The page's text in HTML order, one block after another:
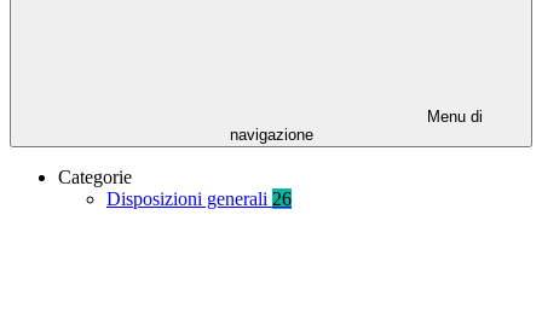
Menu di
navigazione
Categorie
Disposizioni generali 26